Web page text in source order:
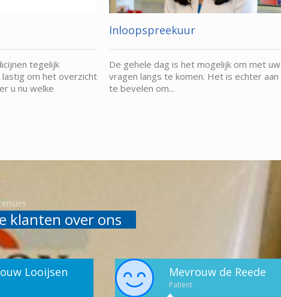
tegelijk
lastig om het overzicht
u nu welke
Inloopspreekuur
De gehele dag is het mogelijk om met uw
vragen langs te komen. Het is echter aan
te bevelen om...
klanten over ons
Looijsen Mevrouw de Reede
Patiënt